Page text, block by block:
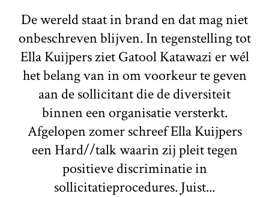
De wereld staat in brand en dat mag niet
onbeschreven blijven. In tegenstelling tot
Ella Kuijpers ziet Gatool Katawazi er wél
het belang van in om voorkeur te geven
aan de sollicitant die de diversiteit
binnen een organisatie versterkt.
Afgelopen zomer schreef Ella Kuijpers
een Hard//talk waarin zij pleit tegen
positieve discriminatie in
sollicitatieprocedures. Juist...